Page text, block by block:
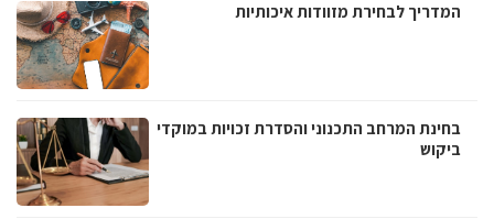
המדריך לבחירת מזוודות איכותיות
בחינת המרחב התכנוני והסדרת זכויות במוקדי
ביקוש